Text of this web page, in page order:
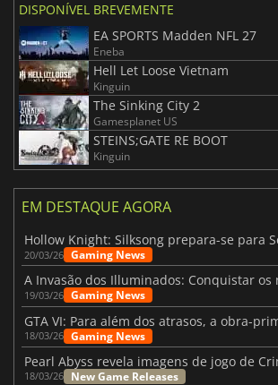
DISPONÍVEL BREVEMENTE
EA SPORTS Madden NFL 27
Eneba
Hell Let Loose Vietnam
Kinguin
The Sinking City 2
Gamesplanet US
STEINS;GATE RE BOOT
Kinguin
EM DESTAQUE AGORA
20/03/26 Gaming News
19/03/26 Gaming News
18/03/26 Gaming News
18/03/26 New Game Releases